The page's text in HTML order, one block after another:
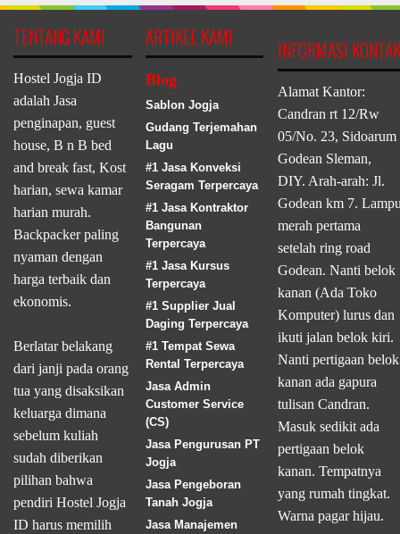
TENTANG KAMI
Hostel Jogja ID
adalah Jasa
penginapan, guest
house, B n B bed
and break fast, Kost
harian, sewa kamar
harian murah.
Backpacker paling
nyaman dengan
harga terbaik dan
ekonomis.
Berlatar belakang
dari janji pada orang
tua yang disaksikan
keluarga dimana
sebelum kuliah
sudah diberikan
pilihan bahwa
pendiri Hostel Jogja
ID harus memilih
ARTIKEL KAMI
Blog
Sablon Jogja
Gudang Terjemahan
Lagu
#1 Jasa Konveksi
Seragam Terpercaya
#1 Jasa Kontraktor
Bangunan
Terpercaya
#1 Jasa Kursus
Terpercaya
#1 Supplier Jual
Daging Terpercaya
#1 Tempat Sewa
Rental Terpercaya
Jasa Admin
Customer Service
(CS)
Jasa Pengurusan PT
Jogja
Jasa Pengeboran
Tanah Jogja
Jasa Manajemen
INFORMASI KONTAK
Alamat Kantor:
Candran rt 12/Rw
05/No. 23, Sidoarum
Godean Sleman,
DIY. Arah-arah: Jl.
Godean km 7.
merah pertama
setelah ring road
Godean. Nanti belok
kanan (Ada Toko
Komputer) lurus dan
ikuti jalan belok kiri.
Nanti pertigaan belok
kanan ada gapura
tulisan Candran.
Masuk sedikit ada
pertigaan belok
kanan. Tempatnya
yang rumah tingkat.
Warna pagar hijau.